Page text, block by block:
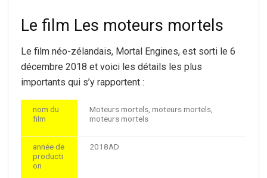
Le film Les moteurs mortels
Le film néo-zélandais, Mortal Engines, est sorti le 6
décembre 2018 et voici les détails les plus
importants qui s’y rapportent :
nom du
film
Moteurs mortels, moteurs mortels,
moteurs mortels
année de
producti
on
2018AD